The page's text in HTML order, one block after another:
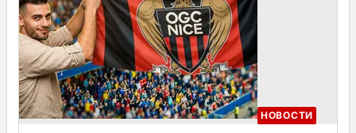
НОВОСТИ